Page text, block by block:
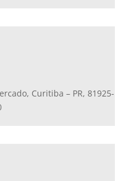
Curitiba – PR, 81925-